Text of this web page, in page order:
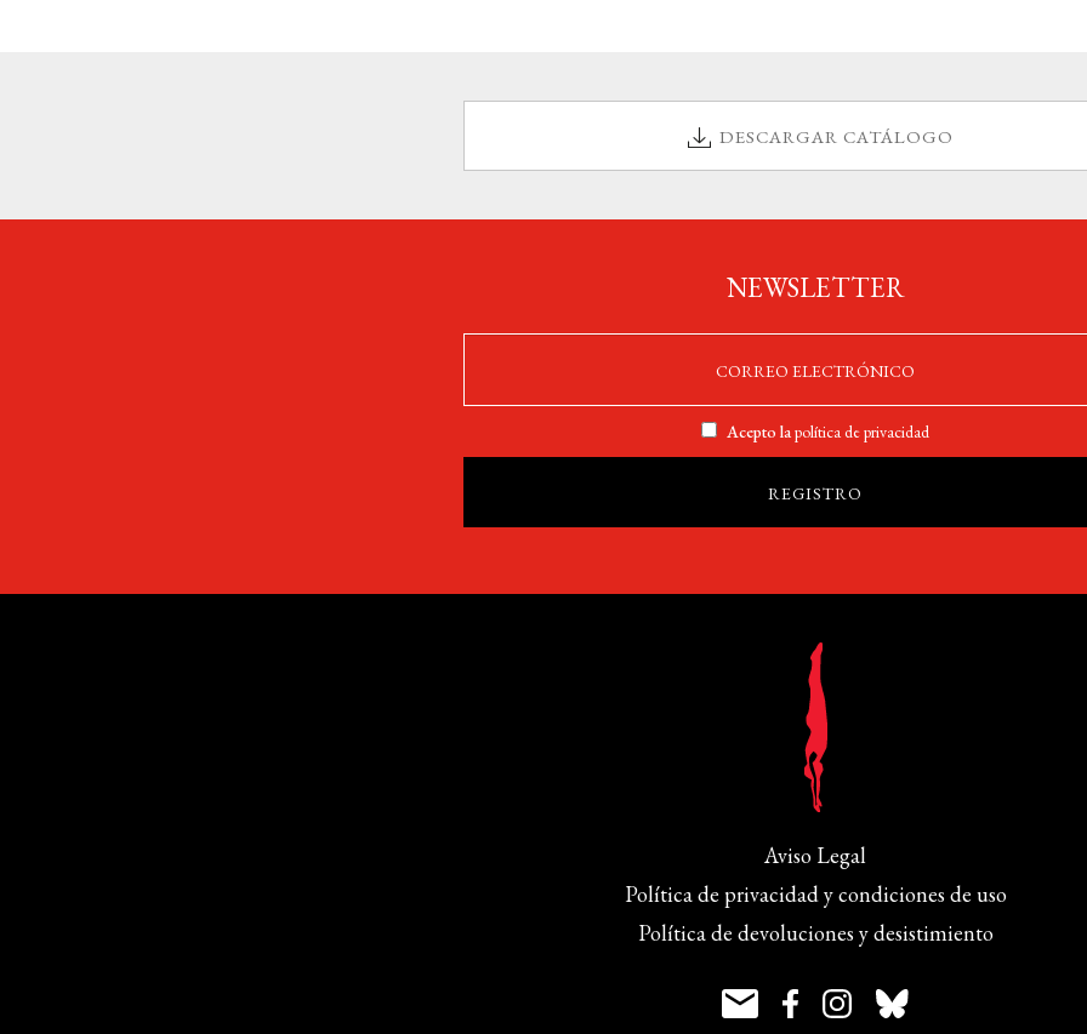
DESCARGAR CATÁLOGO
NEWSLETTER
Acepto lapolítica de privacidad
Aviso Legal
Política de privacidad y condiciones de uso
Política de devoluciones y desistimiento